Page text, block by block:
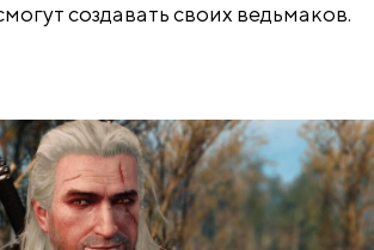
создавать своих ведьмаков.